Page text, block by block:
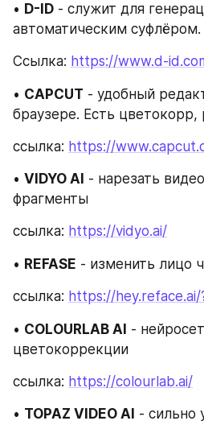
• D-ID - служит для
автоматическим суфлёром.
Ссылка: https://www.d-
• CAPCUT - удобный
браузере. Есть
ссылка: https://
• VIDYO AI - нарезать
фрагменты
ссылка: https://vidyo.ai/
• REFASE - изменить лицо
ссылка: https://
• COLOURLAB Al -
цветокоррекции
ссылка: https://colourlab.ai/
• TOPAZ VIDEO Al - сильно